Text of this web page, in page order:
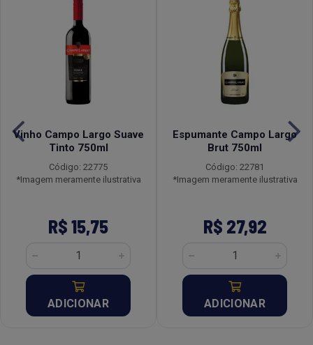
Vinho Campo Largo Suave
Tinto 750ml
Código: 22775
*Imagem meramente ilustrativa
R$ 15,75
ADICIONAR
Espumante Campo Largo
Brut 750ml
Código: 22781
*Imagem meramente ilustrativa
R$ 27,92
ADICIONAR